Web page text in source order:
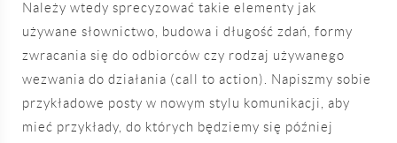
Należy wtedy sprecyzować takie elementy jak
używane słownictwo, budowa i długość zdań, formy
zwracania się do odbiorców czy rodzaj używanego
wezwania do działania (call to action). Napiszmy sobie
przykładowe posty w nowym stylu komunikacji, aby
mieć przykłady, do których będziemy się później